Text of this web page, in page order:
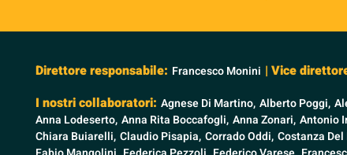
Direttore responsabile: Francesco Monini | Vice
I nostri collaboratori: Agnese Di Martino, Alberto Poggi,
Anna Lodeserto, Anna Rita Boccafogli, Anna Zonari, Antonio
Chiara Buiarelli, Claudio Pisapia, Corrado Oddi, Costanza Del